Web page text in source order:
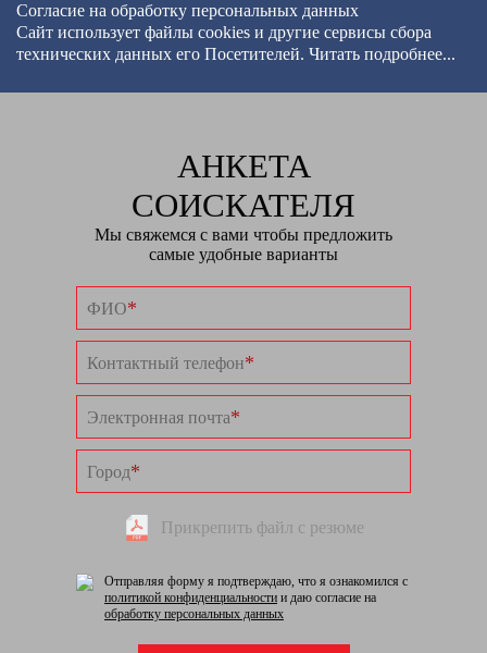
Согласие на обработку персональных данных
Сайт использует файлы cookies и другие сервисы сбора
технических данных его Посетителей. Читать подробнее...
АНКЕТА
СОИСКАТЕЛЯ
Мы свяжемся с вами чтобы предложить
самые удобные варианты
ФИО*
Контактный телефон*
Электронная почта*
Город*
Прикрепить файл с резюме
Отправляя форму я подтверждаю, что я ознакомился с
политикой конфиденциальности и даю согласие на
обработку персональных данных